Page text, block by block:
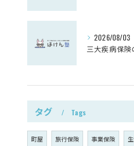
2026/08/03
タグ Tags
町屋 旅行保険 事業保険